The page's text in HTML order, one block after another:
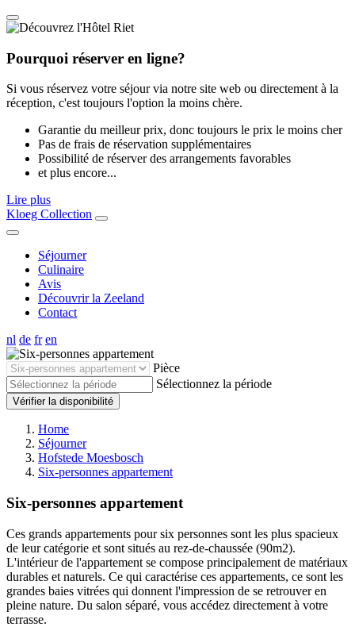
Pourquoi réserver en ligne?
Si vous réservez votre séjour via notre site web ou directement à la
réception, c'est toujours l'option la moins chère.
Garantie du meilleur prix, donc toujours le prix le moins cher
Pas de frais de réservation supplémentaires
Possibilité de réserver des arrangements favorables
et plus encore...
Lire plus
Kloeg Collection
Séjourner
Culinaire
Avis
Découvrir la Zeeland
Contact
nl de fr en
Pièce
Sélectionnez la période
Vérifier la disponibilité
Home
Séjourner
Hofstede Moesbosch
Six-personnes appartement
Six-personnes appartement
Ces grands appartements pour six personnes sont les plus spacieux
de leur catégorie et sont situés au rez-de-chaussée (90m2).
L'intérieur de l'appartement se compose principalement de matériaux
durables et naturels. Ce qui caractérise ces appartements, ce sont les
grandes baies vitrées qui donnent l'impression de se retrouver en
pleine nature. Du salon séparé, vous accédez directement à votre
terrasse.